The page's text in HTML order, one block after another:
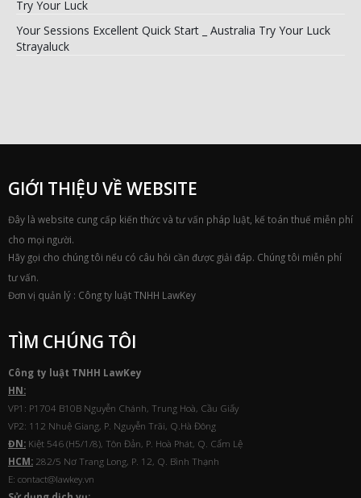
Your Sessions Excellent Quick Start _ Australia Try Your Luck
Strayaluck
GIỚI THIỆU VỀ WEBSITE
cho mọi người.
Hãy gọi cho chúng tôi nếu có câu hỏi cần được giải đáp. Chúng tôi miễn phí
tư vấn.
Đơn vị quản lý : Công ty luật TNHH LawKey
TÌM CHÚNG TÔI
HN:
VP1: P1704 B10B Nguyễn Chánh, Trung Hoà, Cầu Giấy
VP2: 112 Nhuệ Giang, P. Nguyễn Trãi, Q.Hà Đông
ĐN: Kiệt 546 (H5/1/8), Tôn Đản, P. Hoà Phát, Q. Cẩm Lệ
HCM:282/5 Nơ Trang Long, P. 12, Q. Bình Thạnh
E: contact@lawkey.vn
Sử dụng dịch vụ: